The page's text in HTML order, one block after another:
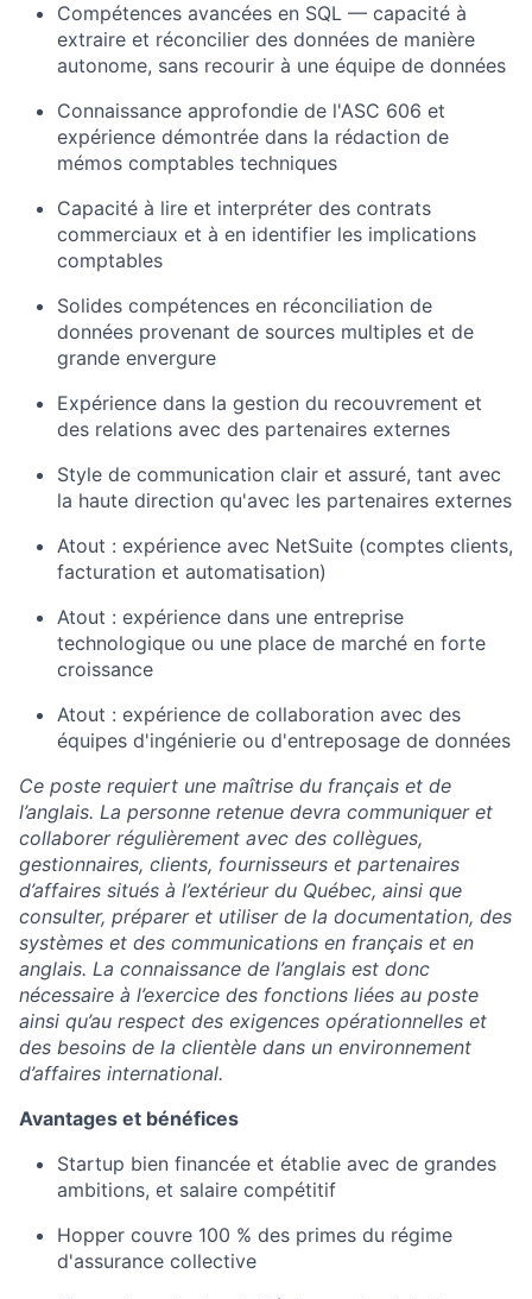
Compétences avancées en SQL — capacité à
extraire et réconcilier des données de manière
autonome, sans recourir à une équipe de données
Connaissance approfondie de l'ASC 606 et
expérience démontrée dans la rédaction de
mémos comptables techniques
Capacité à lire et interpréter des contrats
commerciaux et à en identifier les implications
comptables
Solides compétences en réconciliation de
données provenant de sources multiples et de
grande envergure
Expérience dans la gestion du recouvrement et
des relations avec des partenaires externes
Style de communication clair et assuré, tant avec
la haute direction qu'avec les partenaires externes
Atout : expérience avec NetSuite (comptes clients,
facturation et automatisation)
Atout : expérience dans une entreprise
technologique ou une place de marché en forte
croissance
Atout : expérience de collaboration avec des
équipes d'ingénierie ou d'entreposage de données
Ce poste requiert une maîtrise du français et de
l’anglais. La personne retenue devra communiquer et
collaborer régulièrement avec des collègues,
gestionnaires, clients, fournisseurs et partenaires
d’affaires situés à l’extérieur du Québec, ainsi que
consulter, préparer et utiliser de la documentation, des
systèmes et des communications en français et en
anglais. La connaissance de l’anglais est donc
nécessaire à l’exercice des fonctions liées au poste
ainsi qu’au respect des exigences opérationnelles et
des besoins de la clientèle dans un environnement
d’affaires international.
Avantages et bénéfices
Startup bien financée et établie avec de grandes
ambitions, et salaire compétitif
Hopper couvre 100 % des primes du régime
d'assurance collective